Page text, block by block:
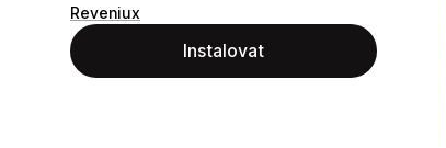
Reveniux
Instalovat